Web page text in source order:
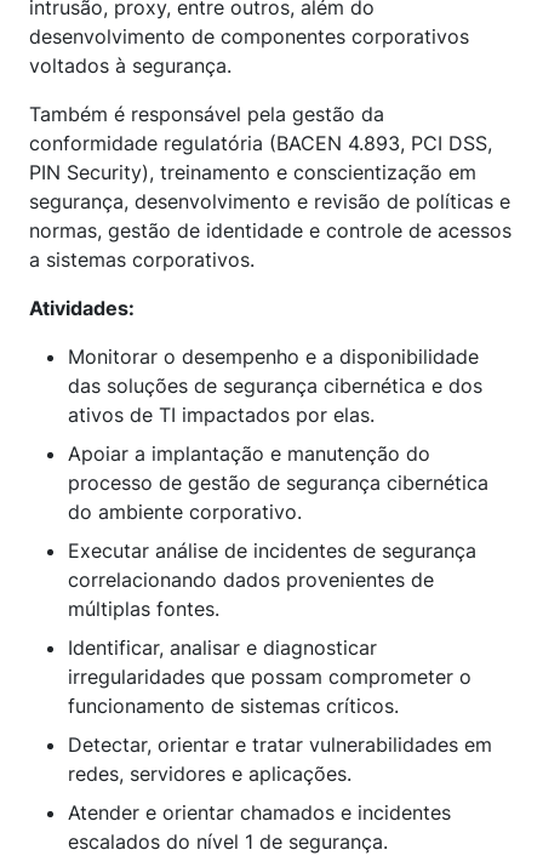
intrusão, proxy, entre outros, além do
desenvolvimento de componentes corporativos
voltados à segurança.
Também é responsável pela gestão da
conformidade regulatória (BACEN 4.893, PCI DSS,
PIN Security), treinamento e conscientização em
segurança, desenvolvimento e revisão de políticas e
normas, gestão de identidade e controle de acessos
a sistemas corporativos.
Atividades:
Monitorar o desempenho e a disponibilidade
das soluções de segurança cibernética e dos
ativos de TI impactados por elas.
Apoiar a implantação e manutenção do
processo de gestão de segurança cibernética
do ambiente corporativo.
Executar análise de incidentes de segurança
correlacionando dados provenientes de
múltiplas fontes.
Identificar, analisar e diagnosticar
irregularidades que possam comprometer o
funcionamento de sistemas críticos.
Detectar, orientar e tratar vulnerabilidades em
redes, servidores e aplicações.
Atender e orientar chamados e incidentes
escalados do nível 1 de segurança.